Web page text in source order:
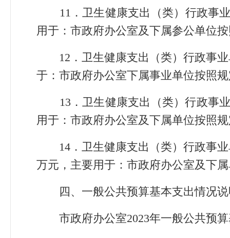
11．卫生健康支出（类）行政事业
用于：市政府办公室及下属参公单位
12．卫生健康支出（类）行政事业
于：市政府办公室下属事业单位按照
13．卫生健康支出（类）行政事业
用于：市政府办公室及下属单位按照
14．卫生健康支出（类）行政事业
万元，主要用于：市政府办公室及下
四、一般公共预算基本支出情况
市政府办公室2023年一般公共预